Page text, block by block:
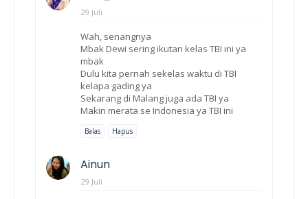
29 Juli
Wah, senangnya
Mbak Dewi sering ikutan kelas TBI ini ya
mbak
Dulu kita pernah sekelas waktu di TBI
kelapa gading ya
Sekarang di Malang juga ada TBI ya
Makin merata se Indonesia ya TBI ini
Balas Hapus
Ainun
29 Juli